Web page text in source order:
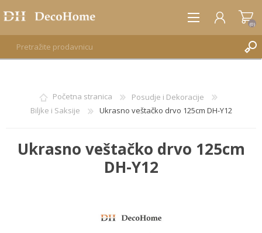
REGISTRUJTE SE
PRIJAVA
(0)
Početna stranica
Posudje i Dekoracije
Biljke i Saksije
Ukrasno veštačko drvo 125cm DH-Y12
Ukrasno veštačko drvo 125cm
DH-Y12